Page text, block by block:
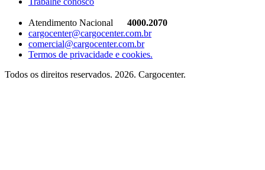
Atendimento Nacional
4000.2070
cargocenter@cargocenter.com.br
comercial@cargocenter.com.br
Termos de privacidade e cookies.
Todos os direitos reservados. 2026. Cargocenter.